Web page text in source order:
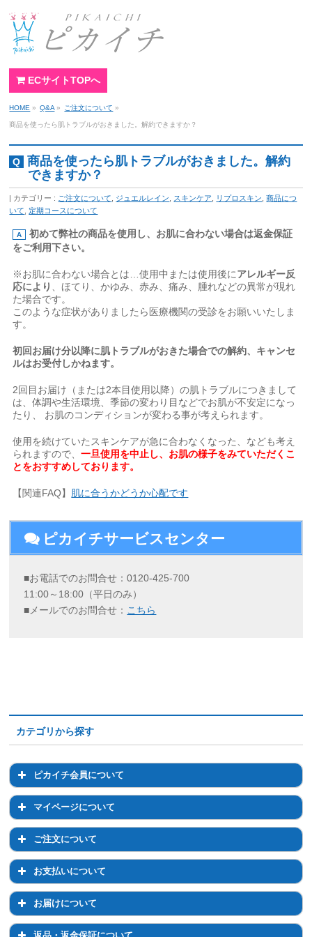
ECサイトTOPへ
HOME » Q&A » ご注文について »
商品を使ったら肌トラブルがおきました。解約できますか？
商品を使ったら肌トラブルがおきました。解約
できますか？
カテゴリー : ご注文について ジュエルレイン スキンケア リプロスキン ,商品につ
いて ,定期コースについて
初めて弊社の商品を使用し、お肌に合わない場合は返金保証
をご利用下さい。
※お肌に合わない場合とは…使用中または使用後にアレルギー反
応により
、ほてり、かゆみ、赤み、痛み、腫れなどの異常が現れ
た場合です。
このような症状がありましたら医療機関の受診をお願いいたしま
す。
初回お届け分以降に肌トラブルがおきた場合での解約、キャンセ
ルはお受付しかねます。
2回目お届け（または2本目使用以降）の肌トラブルにつきまして
は、体調や生活環境、季節の変わり目などでお肌が不安定になっ
たり、 お肌のコンディションが変わる事が考えられます。
使用を続けていたスキンケアが急に合わなくなった、なども考え
られますので、一旦使用を中止し、お肌の様子をみていただくこ
とをおすすめしております。
【関連FAQ】 肌に合うかどうか心配です
ピカイチサービスセンター
■お電話でのお問合せ：0120-425-700
11:00～18:00（平日のみ）
■メールでのお問合せ： こちら
カテゴリから探す
ピカイチ会員について
ピカイチ会員について
会員登録について
退会について
マイページについて
マイページについて
マイページでのお手続き
ログイン・パスワードについて
登録情報の変更
ご注文について
ご注文について
注文前のご相談について
通常購入について
お支払いについて
お支払いについて
お支払い方法について
お届けについて
お届けについて